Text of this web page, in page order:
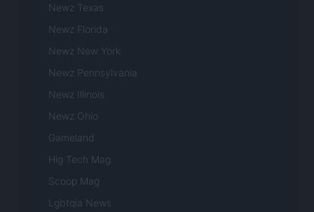
Newz Texas
Newz Florida
Newz New York
Newz Pennsylvania
Newz Illinois
Newz Ohio
Gameland
Hig Tech Mag
Scoop Mag
Lgbtqia News